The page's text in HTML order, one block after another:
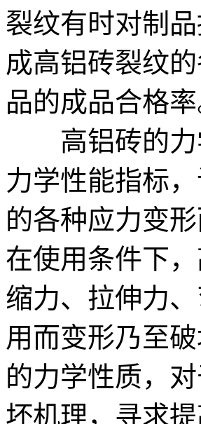
裂纹有时对制
成高铝砖裂纹
品的成品合格率
高铝砖的力
力学性能指标
的各种应力变
在使用条件下
缩力、拉伸力
用而变形乃至
的力学性质，
坏机理，寻求